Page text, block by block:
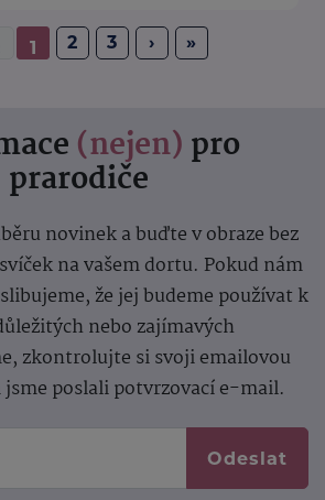
1 2 3 › »
(nejen) pro
prarodiče
novinek a buďte v obraze bez
na vašem dortu. Pokud nám
že jej budeme používat k
nebo zajímavých
zkontrolujte si svoji emailovou
poslali potvrzovací e-mail.
Odeslat